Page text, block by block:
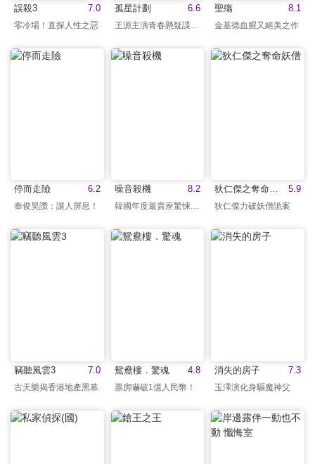
7.0
誤殺3
零冷場！直探人性之惡
6.6
孤星計劃 8.1
聖殤
金基德血腥又絕美之作
6.2
停而走險
奉俊昊讚：讓人屏息！
8.2
噪音殺機
韓國年度最賣座驚悚電影
5.9
狄仁傑之奪命妖僧
狄仁傑力破妖僧詭案
7.0
竊聽風雲3
古天樂揭香港地產黑幕
4.8
鴛鴦樓．驚魂
票房嚇破1億人民幣！
7.3
消失的房子
玉澤演化身驅魔神父